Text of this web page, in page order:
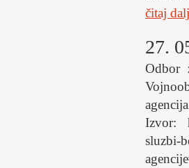
čitaj
27.
Odbor
Izvor:
sluzbi-